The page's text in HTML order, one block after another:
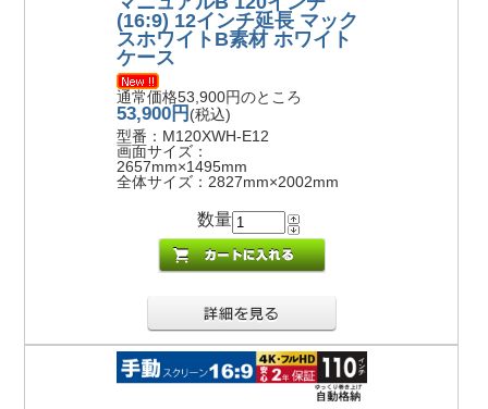
(16:9) 12インチ延長 マック
スホワイトB素材 ホワイト
ケース
通常価格53,900円のところ
53,900円 (税込)
型番：M120XWH-E12
画面サイズ：
2657mm×1495mm
全体サイズ：2827mm×2002mm
数量